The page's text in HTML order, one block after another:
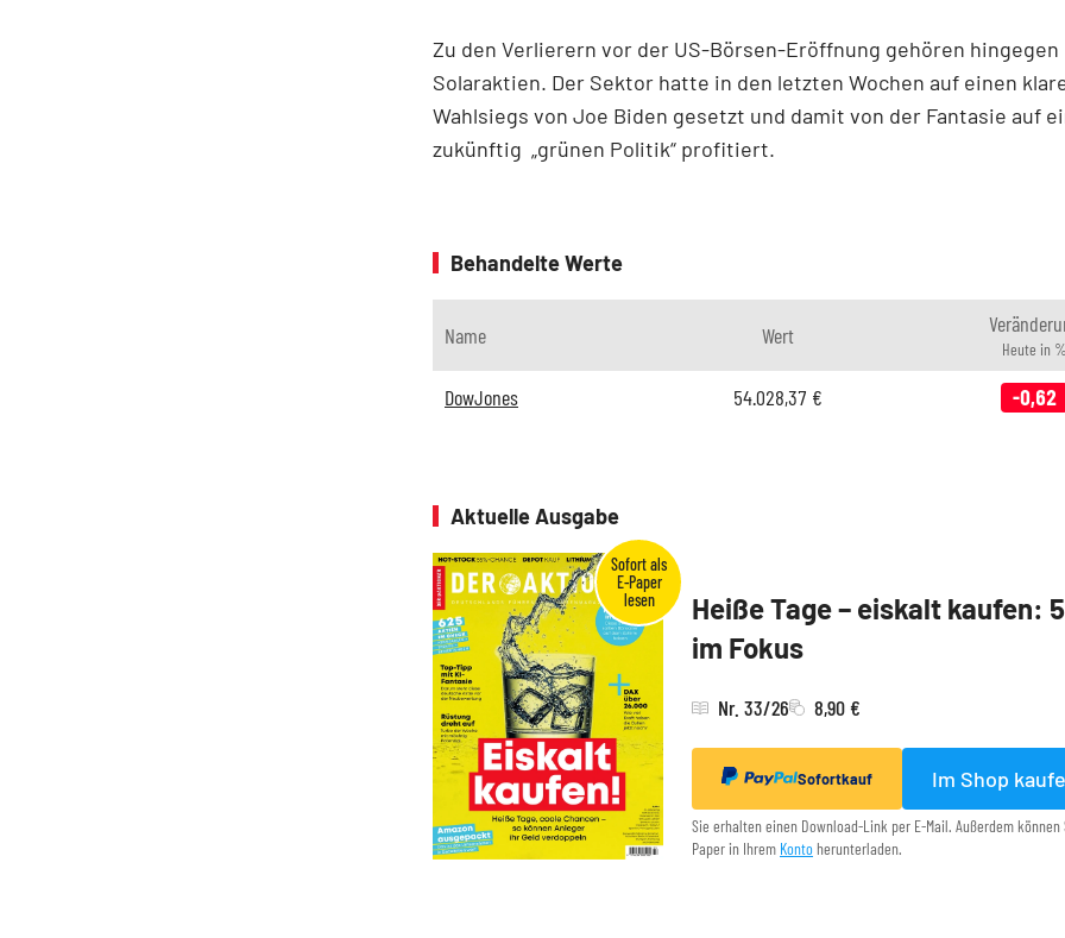
Zu den Verlierern vor der US-Börsen-Eröffnung gehören hingegen
Solaraktien. Der Sektor hatte in den letzten Wochen auf einen
Wahlsiegs von Joe Biden gesetzt und damit von der Fantasie auf
zukünftig „grünen Politik“ profitiert.
Behandelte Werte
Name Wert
Heute in %
DowJones 54.028,37 € -0,62
Aktuelle Ausgabe
Heiße Tage – eiskalt kaufen:
im Fokus
Nr. 33/26 8,90 €
Sofortkauf Im Shop
Sie erhalten einen Download-Link per E-Mail. Außerdem
Paper in Ihrem Konto herunterladen.